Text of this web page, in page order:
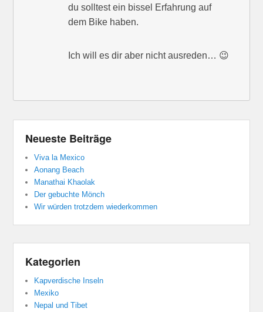
du solltest ein bissel Erfahrung auf
dem Bike haben.
Ich will es dir aber nicht ausreden… 😉
Neueste Beiträge
Viva la Mexico
Aonang Beach
Manathai Khaolak
Der gebuchte Mönch
Wir würden trotzdem wiederkommen
Kategorien
Kapverdische Inseln
Mexiko
Nepal und Tibet